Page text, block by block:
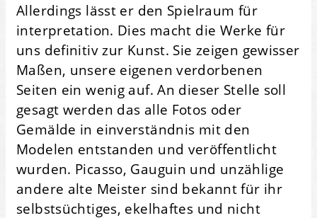
Allerdings lässt er den Spielraum für
interpretation. Dies macht die Werke für
uns definitiv zur Kunst. Sie zeigen gewisser
Maßen, unsere eigenen verdorbenen
Seiten ein wenig auf. An dieser Stelle soll
gesagt werden das alle Fotos oder
Gemälde in einverständnis mit den
Modelen entstanden und veröffentlicht
wurden. Picasso, Gauguin und unzählige
andere alte Meister sind bekannt für ihr
selbstsüchtiges, ekelhaftes und nicht